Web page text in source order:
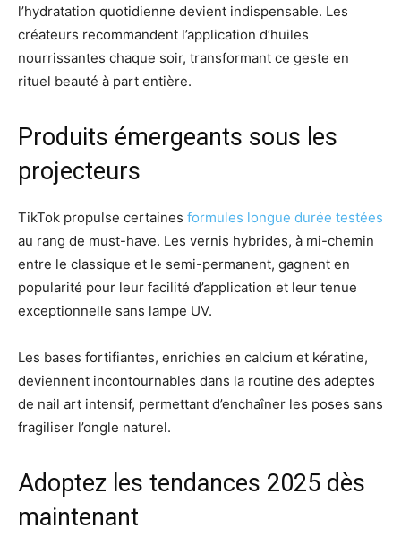
l’hydratation quotidienne devient indispensable. Les
créateurs recommandent l’application d’huiles
nourrissantes chaque soir, transformant ce geste en
rituel beauté à part entière.
Produits émergeants sous les
projecteurs
TikTok propulse certaines formules longue durée testées
au rang de must-have. Les vernis hybrides, à mi-chemin
entre le classique et le semi-permanent, gagnent en
popularité pour leur facilité d’application et leur tenue
exceptionnelle sans lampe UV.
Les bases fortifiantes, enrichies en calcium et kératine,
deviennent incontournables dans la routine des adeptes
de nail art intensif, permettant d’enchaîner les poses sans
fragiliser l’ongle naturel.
Adoptez les tendances 2025 dès
maintenant